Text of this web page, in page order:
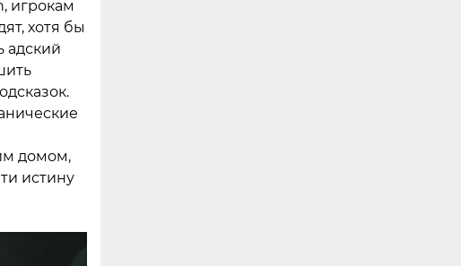
игрокам
хотя бы
адский
домом,
истину